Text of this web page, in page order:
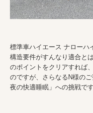
標準車ハイエース ナローハ
構造要件がすんなり適合と
のポイントをクリアすれば
のですが、さらなるN様の
夜の快適睡眠」への挑戦で